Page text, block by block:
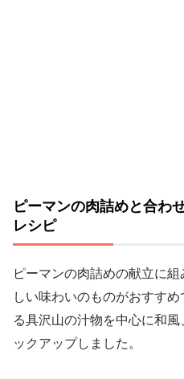
ピーマンの肉詰めと合わ
レシピ
ピーマンの肉詰めの献立に
しい味わいのものがおすす
る具沢山の汁物を中心に和
ックアップしました。